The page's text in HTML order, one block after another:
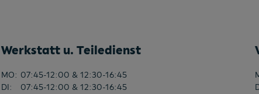
Werkstatt u. Teiledienst
MO: 07:45-12:00 & 12:30-16:45
DI:
07:45-12:00 & 12:30-16:45